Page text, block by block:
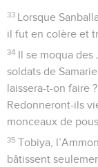
33 Lorsque
il fut en colère et
34 Il se moqua des
soldats de
laissera-t-on faire
Redonneront-ils
monceaux de
35 Tobiya,
bâtissent